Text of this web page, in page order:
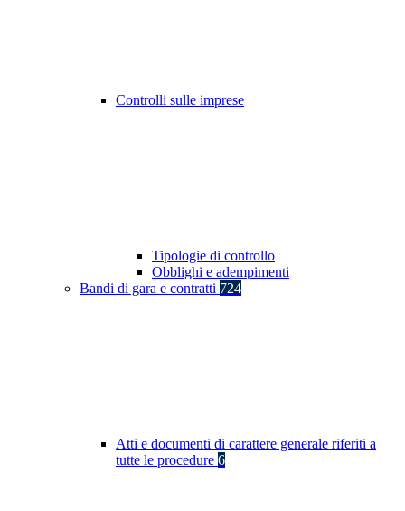
Controlli sulle imprese
Tipologie di controllo
Obblighi e adempimenti
Bandi di gara e contratti 724
Atti e documenti di carattere generale riferiti a
tutte le procedure 6